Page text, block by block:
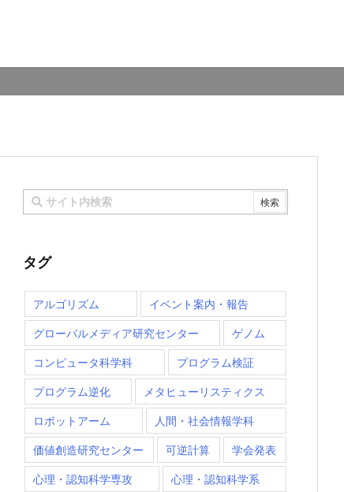
タグ
アルゴリズム イベント案内・報告
グローバルメディア研究センター ゲノム
コンピュータ科学科 プログラム検証
プログラム逆化 メタヒューリスティクス
ロボットアーム 人間・社会情報学科
価値創造研究センター 可逆計算 学会発表
心理・認知科学専攻 心理・認知科学系